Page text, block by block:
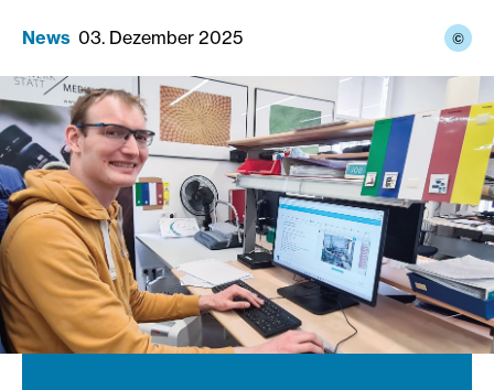
News 03. Dezember 2025 ©